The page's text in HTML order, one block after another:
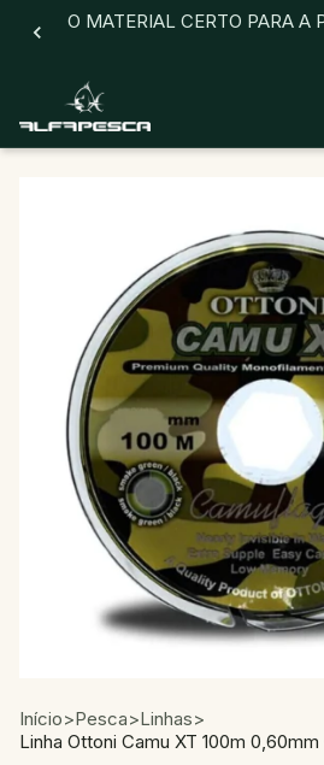
O MATERIAL CERTO PARA A
Início>Pesca>Linhas>
Linha Ottoni Camu XT 100m